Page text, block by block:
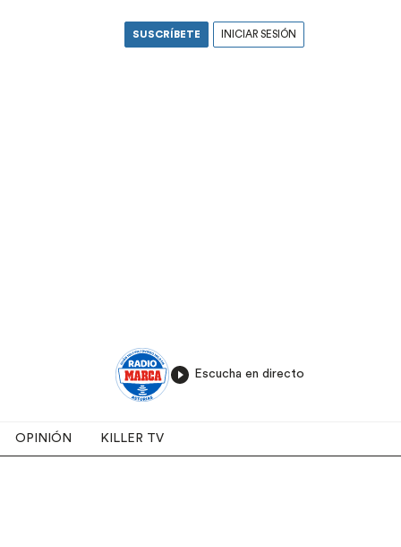
SUSCRÍBETE INICIAR SESIÓN
Escucha en directo
OPINIÓN KILLER TV